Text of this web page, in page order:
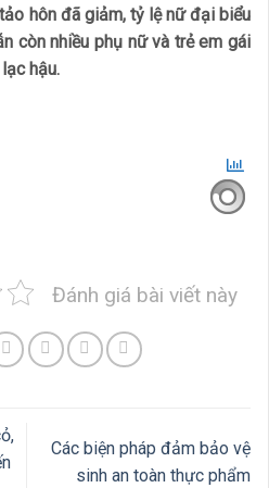
hôn đã giảm, tỷ lệ nữ đại biểu
còn nhiều phụ nữ và trẻ em gái
hậu.
Đánh giá bài viết này
Các biện pháp đảm bảo vệ
sinh an toàn thực phẩm